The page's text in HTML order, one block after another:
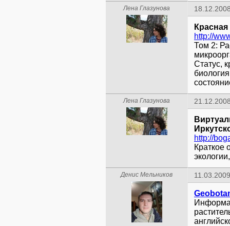
Лена Глазунова
Том 2:
Статус,
Лена Глазунова
http://
Краткое
Денис Мельников